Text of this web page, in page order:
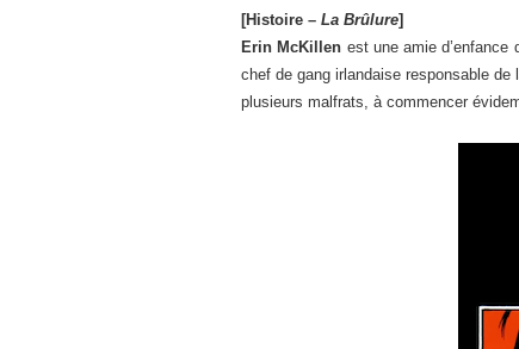
[Histoire – La Brûlure]
Erin McKillen est une amie
chef de gang irlandaise responsable
plusieurs malfrats, à commencer